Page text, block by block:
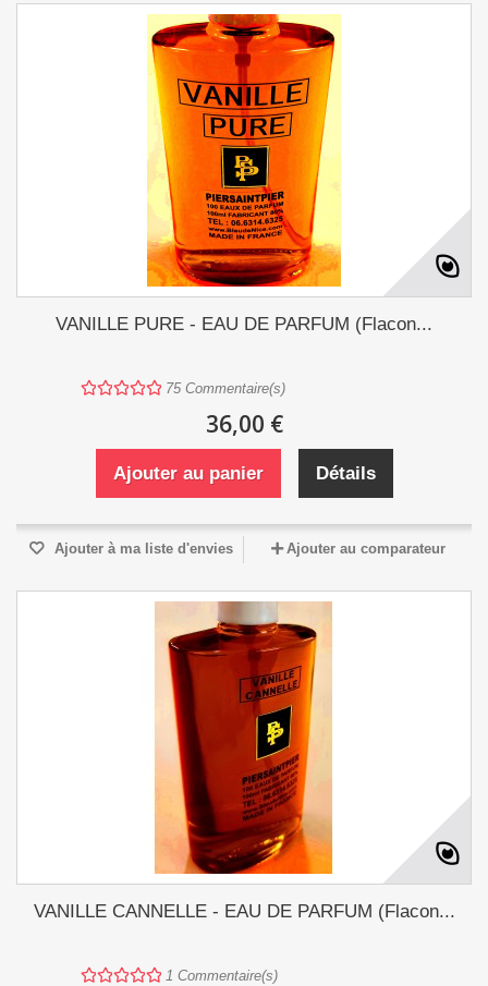
VANILLE PURE - EAU DE PARFUM (Flacon...
75 Commentaire(s)
36,00 €
Ajouter au panier Détails
Ajouter à ma liste d'envies Ajouter au comparateur
VANILLE CANNELLE - EAU DE PARFUM (Flacon...
1 Commentaire(s)